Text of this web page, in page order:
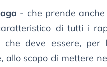
- che prende
di tutti i
che deve essere,
allo scopo di mettere